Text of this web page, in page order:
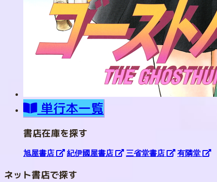
単行本一覧
書店在庫を探す
旭屋書店 紀伊國屋書店 三省堂書店 有隣堂
ネット書店で探す